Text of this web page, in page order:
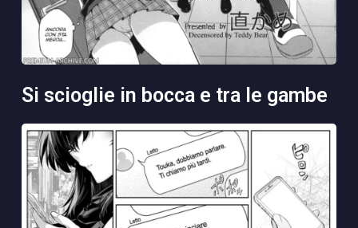
si scioglie in bocca e tra le gambe